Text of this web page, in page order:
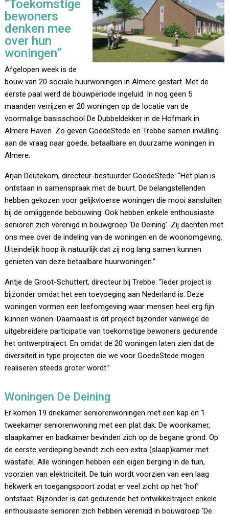
“Toekomstige
bewoners
denken mee
over hun
woningen”
Afgelopen week is de
bouw van 20 sociale huurwoningen in Almere gestart. Met de
eerste paal werd de bouwperiode ingeluid. In nog geen 5
maanden verrijzen er 20 woningen op de locatie van de
voormalige basisschool De Dubbeldekker in de Hofmark in
Almere Haven. Zo geven GoedeStede en Trebbe samen invulling
aan de vraag naar goede, betaalbare en duurzame woningen in
Almere.
Arjan Deutekom, directeur-bestuurder GoedeStede: “Het plan is
ontstaan in samenspraak met de buurt. De belangstellenden
hebben gekozen voor gelijkvloerse woningen die mooi aansluiten
bij de omliggende bebouwing. Ook hebben enkele enthousiaste
senioren zich verenigd in bouwgroep ‘De Deining’. Zij dachten met
ons mee over de indeling van de woningen en de woonomgeving.
Uiteindelijk hoop ik natuurlijk dat zij nog lang samen kunnen
genieten van deze betaalbare huurwoningen.”
Antje de Groot-Schuttert, directeur bij Trebbe: “Ieder project is
bijzonder omdat het een toevoeging aan Nederland is. Deze
woningen vormen een leefomgeving waar mensen heel erg fijn
kunnen wonen. Daarnaast is dit project bijzonder vanwege de
uitgebreidere participatie van toekomstige bewoners gedurende
het ontwerptraject. En omdat de 20 woningen laten zien dat de
diversiteit in type projecten die we voor GoedeStede mogen
realiseren steeds groter wordt.”
Woningen De Deining
Er komen 19 driekamer seniorenwoningen met een kap en 1
tweekamer seniorenwoning met een plat dak. De woonkamer,
slaapkamer en badkamer bevinden zich op de begane grond. Op
de eerste verdieping bevindt zich een extra (slaap)kamer met
wastafel. Alle woningen hebben een eigen berging in de tuin,
voorzien van elektriciteit. De tuin wordt voorzien van een laag
hekwerk en toegangspoort zodat er veel zicht op het ‘hof’
ontstaat. Bijzonder is dat gedurende het ontwikkeltraject enkele
enthousiaste senioren zich hebben verenigd in bouwgroep ‘De